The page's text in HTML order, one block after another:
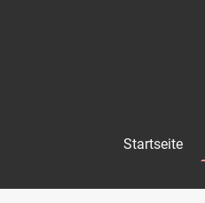
Startseite